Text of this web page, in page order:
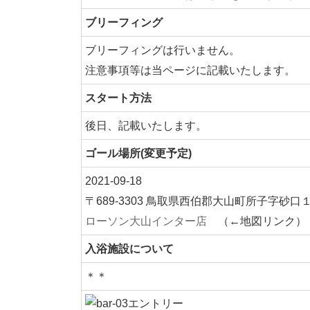
ブリーフィング
ブリーフィングは行いません。
注意事項等は当ページに記載いたします。
スタート方法
後日、記載いたします。
ゴール場所(変更予定)
2021-09-18
〒689-3303 鳥取県西伯郡大山町所子字砂口
ローソン大山インター店 （←地図リンク）
入浴施設について
＊＊